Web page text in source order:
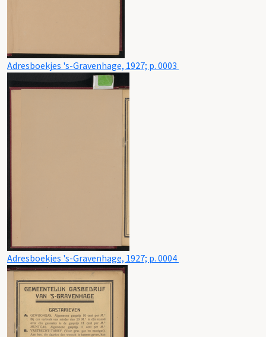
Adresboekjes 's-Gravenhage, 1927; p. 0003
Adresboekjes 's-Gravenhage, 1927; p. 0004